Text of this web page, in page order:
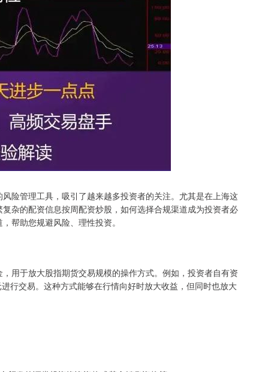
险管理工具，吸引了越来越多投资者的关注。尤其是在上海这
杂的配资信息按周配资炒股，如何选择合规渠道成为投资者必
帮助您规避风险、理性投资。
用于放大股指期货交易规模的操作方式。例如，投资者自有资
行交易。这种方式能够在行情向好时放大收益，但同时也放大